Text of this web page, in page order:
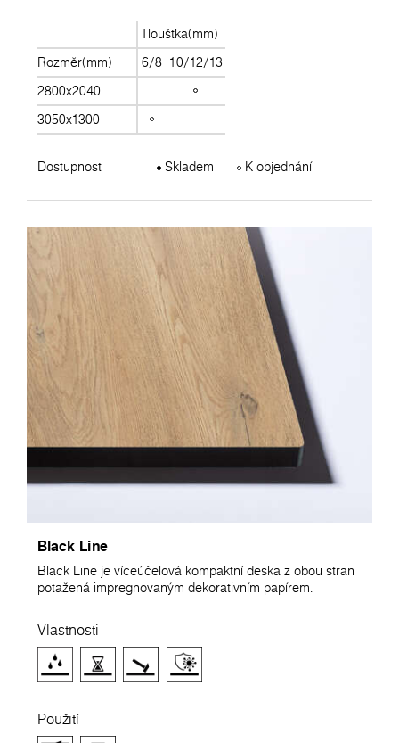
Tloušťka(mm)
Rozměr(mm)
6/8 10/12/13
2800x2040
3050x1300
Dostupnost Skladem K objednání
Black Line
Black Line je víceúčelová kompaktní deska z obou stran
potažená impregnovaným dekorativním papírem.
Vlastnosti
Použití